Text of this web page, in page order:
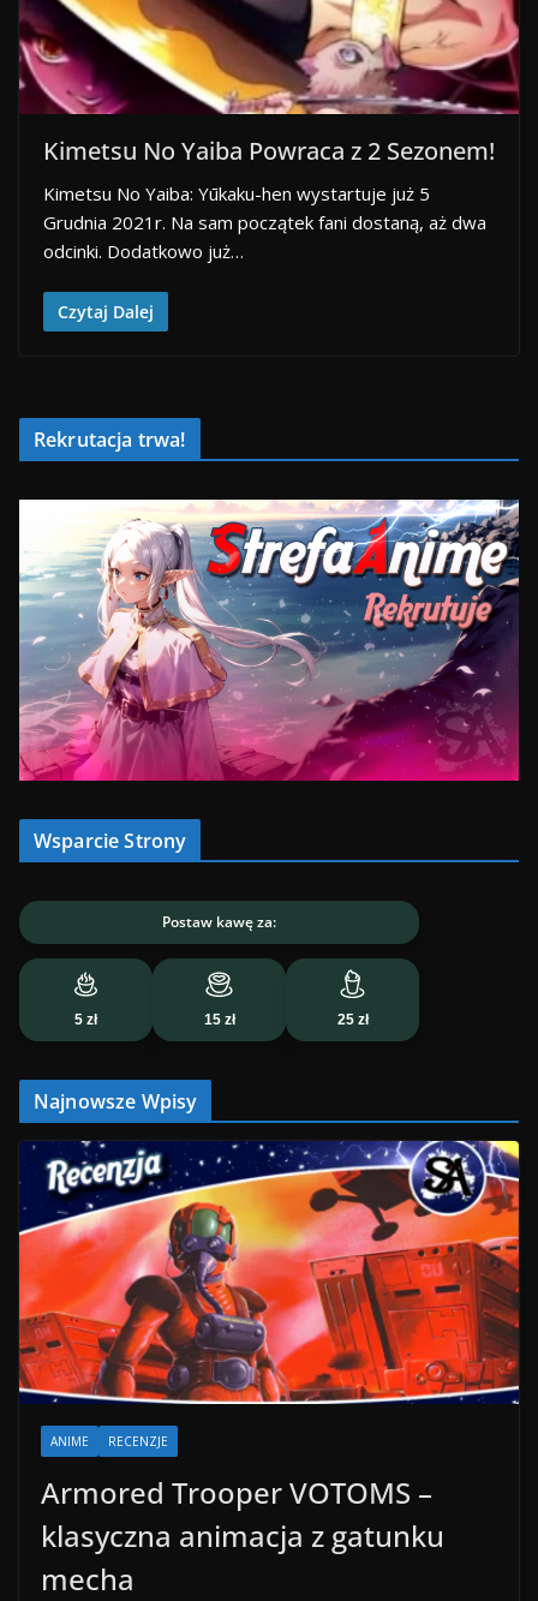
Kimetsu No Yaiba Powraca z 2 Sezonem!
Kimetsu No Yaiba: Yūkaku-hen wystartuje już 5
Grudnia 2021r. Na sam początek fani dostaną, aż dwa
odcinki. Dodatkowo już…
Czytaj Dalej
Rekrutacja trwa!
Wsparcie Strony
Postaw kawę za:
5 zł 15 zł 25 zł
Najnowsze Wpisy
ANIME RECENZJE
Armored Trooper VOTOMS –
klasyczna animacja z gatunku
mecha